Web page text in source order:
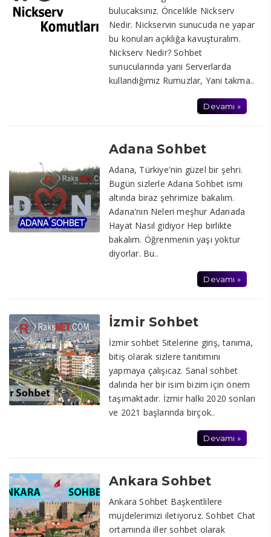
bulucaksınız. Öncelikle Nickserv
Nedir. Nickservin sunucuda ne yapar
bu konuları açıklığa kavuşturalım.
Nickserv Nedir? Sohbet
sunucularında yani Serverlarda
kullandığımız Rumuzlar, Yani takma..
Devamı »
Adana Sohbet
Adana, Türkiye'nin güzel bir şehri.
Bugün sizlerle Adana Sohbet ismi
altında biraz şehrimize bakalım.
Adana'nın Neleri meşhur Adanada
Hayat Nasıl gidiyor Hep birlikte
bakalım. Öğrenmenin yaşı yoktur
diyorlar. Bu..
Devamı »
İzmir Sohbet
İzmir sohbet Sitelerine giriş, tanıma,
bitiş olarak sizlere tanıtımını
yapmaya çalışıcaz. Sanal sohbet
dalında her bir isim bizim için önem
taşımaktadır. İzmir halkı 2020 sonları
ve 2021 başlarında birçok..
Devamı »
Ankara Sohbet
Ankara Sohbet Başkentlilere
müjdelerimizi iletiyoruz. Sohbet Chat
ortamında iller sohbet olarak